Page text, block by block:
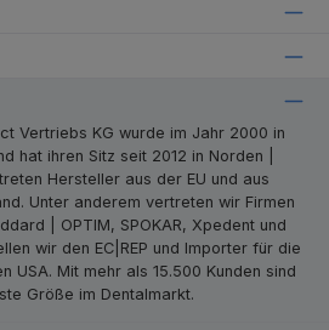
Vertriebs KG wurde im Jahr 2000 in
hat ihren Sitz seit 2012 in Norden |
Hersteller aus der EU und aus
Unter anderem vertreten wir Firmen
| OPTIM, SPOKAR, Xpedent und
wir den EC|REP und Importer für die
USA. Mit mehr als 15.500 Kunden sind
Größe im Dentalmarkt.